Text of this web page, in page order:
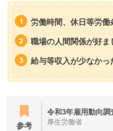
労働時間、休日等労働
職場の人間関係が好ま
給与等収入が少なかっ
参考
令和3年雇用動向調
厚生労働省